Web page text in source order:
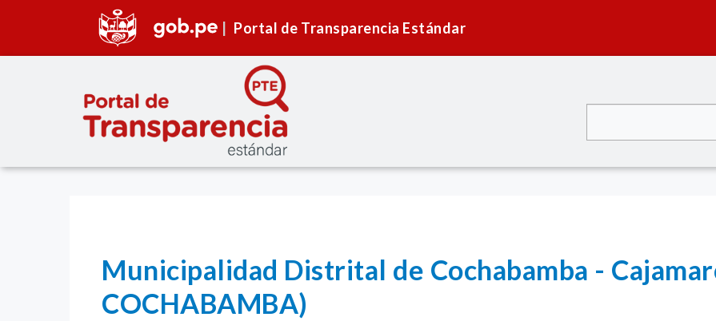
Portal de Transparencia Estándar
Municipalidad Distrital de Cochabamba -
COCHABAMBA)